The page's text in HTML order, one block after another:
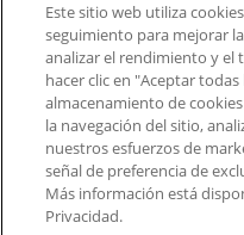
Enlaces relacionados
Duke Cancer Institute
Duke Children's
Duke School of Medicine
Duke School of Nursing
Este sitio web utiliza
seguimiento para mejorar
analizar el rendimiento y el
hacer clic en "Aceptar
almacenamiento de
la navegación del sitio,
nuestros esfuerzos de
señal de preferencia de
Más información está
Privacidad.